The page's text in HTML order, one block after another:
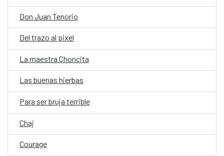
Don Juan Tenorio
Del trazo al pixel
La maestra Choncita
Las buenas hierbas
Para ser bruja terrible
Chaj
Courage